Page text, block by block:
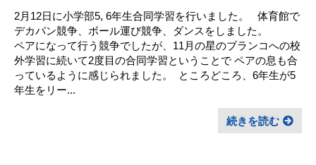
2月12日に小学部5, 6年生合同学習を行いました。 体育館で
デカパン競争、ボール運び競争、ダンスをしました。
ペアになって行う競争でしたが、11月の星のブランコへの校
外学習に続いて2度目の合同学習ということで ペアの息も合
っているように感じられました。 ところどころ、6年生が5
年生をリー...
続きを読む